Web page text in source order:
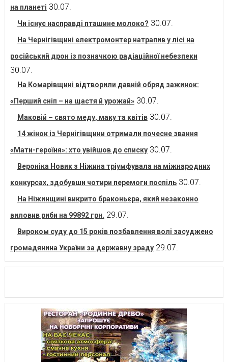
на планеті 30.07.
Чи існує насправді пташине молоко? 30.07.
На Чернігівщині електромонтер натрапив у лісі на
російський дрон із позначкою радіаційної небезпеки
30.07.
На Комарівщині відтворили давній обряд зажинок:
«Перший сніп – на щастя й урожай» 30.07.
Маковій – свято меду, маку та квітів 30.07.
14 жінок із Чернігівщини отримали почесне звання
«Мати-героїня»: хто увійшов до списку 30.07.
Вероніка Новик з Ніжина тріумфувала на міжнародних
конкурсах, здобувши чотири перемоги поспіль 30.07.
На Ніжинщині викрито браконьєра, який незаконно
виловив риби на 99892 грн. 29.07.
Вироком суду до 15 років позбавлення волі засуджено
громадянина України за державну зраду 29.07.